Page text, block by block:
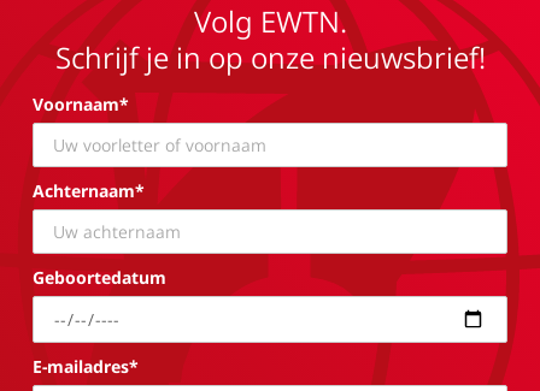
Volg EWTN.
Schrijf je in op onze nieuwsbrief!
Voornaam*
Achternaam*
Geboortedatum
E-mailadres*